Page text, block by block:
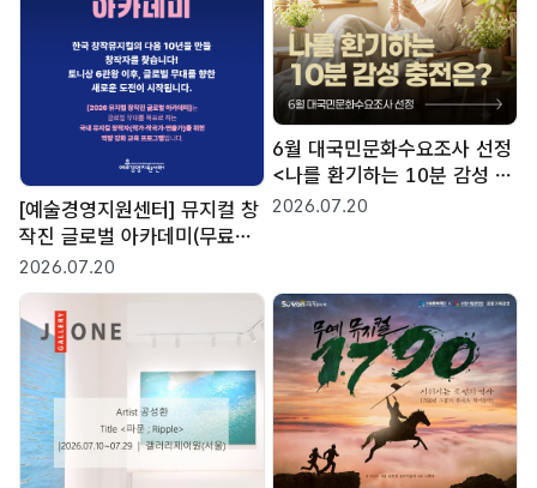
[예술경영지원센터] 뮤지컬 창
작진 글로벌 아카데미(무료교
육)
2026.07.20
6월 대국민문화수요조사 선정
<나를 환기하는 10분 감성 충
전은?>
2026.07.20